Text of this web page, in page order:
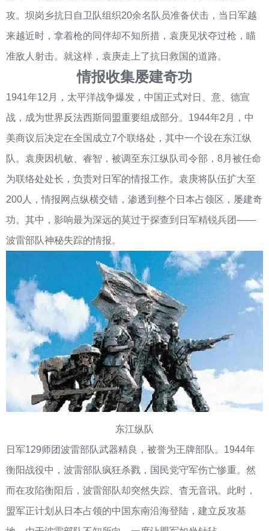
攻。坝岗乡抗日自卫队组织20余名队员准备伏击，当日军越
来越近时，拿着枪的同伴却不知所措，袁庚见状夺过枪，瞄
准敌人射击。就这样，袁庚走上了抗日救国的道路。
情报收集屡建奇功
1941年12月，太平洋战争爆发，中国正式对日、意、德宣
战，成为世界反法西斯同盟重要组成部分。1944年2月，中
美商议后决定在全国成立7个联络处，其中一个设在东江纵
队。袁庚因机敏、睿智，被调至东江纵队司令部，8月被任命
为联络处处长，负责对日军的情报工作。袁庚将队伍扩大至
200人，情报网点纵横交错，渗透到整个日本占领区，屡建奇
功。其中，影响最为深远的莫过于探查到日军精锐兵团——
波雷部队神秘失踪的情报。
东江纵队
日军129师团波雷部队武器精良，被誉为王牌部队。1944年
衡阳战役中，波雷部队疯狂杀戮，国民党守军伤亡惨重。然
而在攻陷衡阳后，波雷部队却突然失踪、杳无音讯。此时，
盟军正计划从日本占领的中国东南沿海登陆，建立反攻基